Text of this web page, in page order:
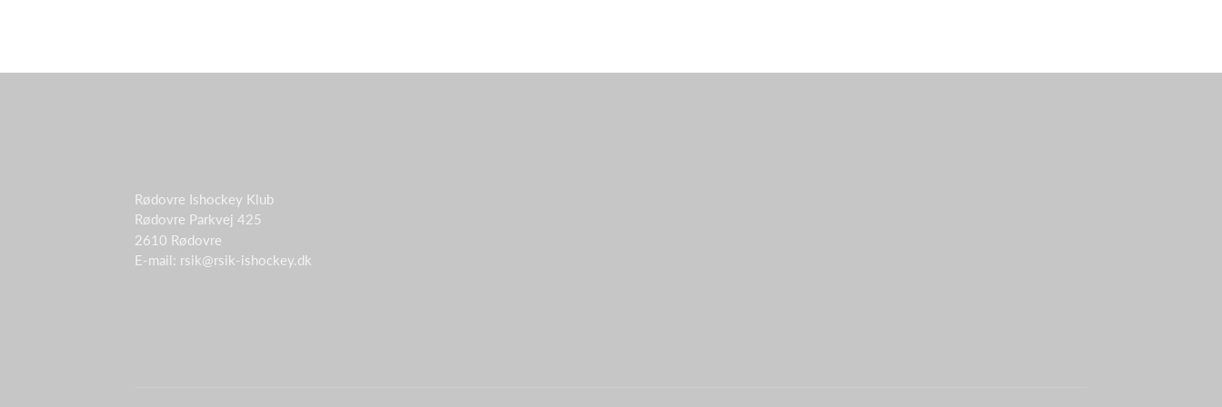
Rødovre Ishockey Klub
Rødovre Parkvej 425
2610 Rødovre
E-mail: rsik@rsik-ishockey.dk